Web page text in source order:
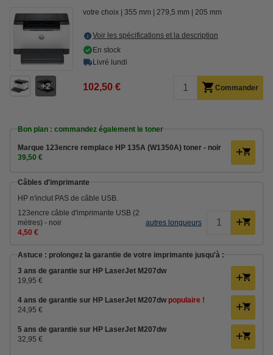
2
votre choix 355 mm 279,5 mm 205 mm
Voir les spécifications et la description
En stock
Livré lundi
102,50 € Commander
Bon plan : commandez également le toner
Marque 123encre remplace HP 135A (W1350A) toner - noir
39,50 €
Câbles d'imprimante
HP n'inclut PAS de câble USB.
123encre câble d'imprimante USB (2
mètres) - noir
4,50 €
autres longueurs
Astuce : prolongez la garantie de votre imprimante jusqu'à :
3 ans de garantie sur HP LaserJet M207dw
19,95 €
4 ans de garantie sur HP LaserJet M207dw populaire !
24,95 €
5 ans de garantie sur HP LaserJet M207dw
32,95 €